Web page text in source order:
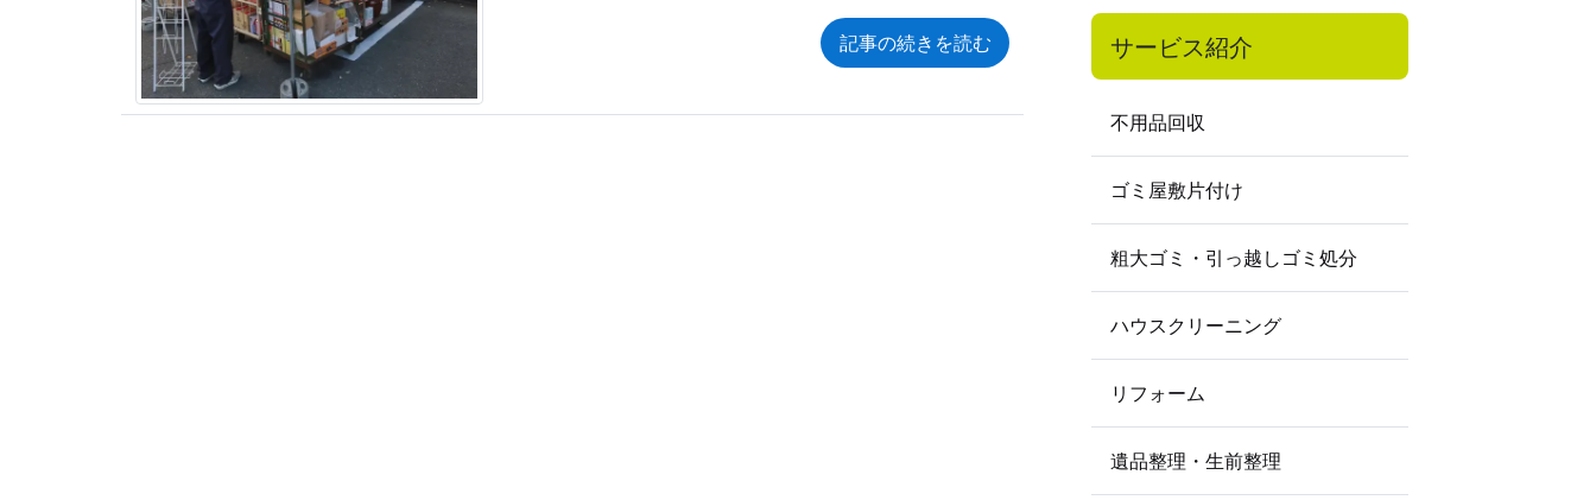
記事の続きを読む サービス紹介
不用品回収
ゴミ屋敷片付け
粗大ゴミ・引っ越しゴミ処分
ハウスクリーニング
リフォーム
遺品整理・生前整理